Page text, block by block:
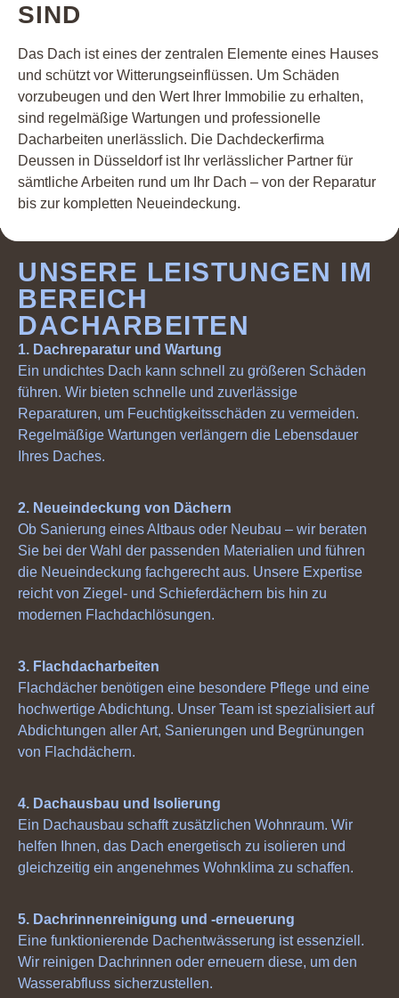
SIND
Das Dach ist eines der zentralen Elemente eines Hauses
und schützt vor Witterungseinflüssen. Um Schäden
vorzubeugen und den Wert Ihrer Immobilie zu erhalten,
sind regelmäßige Wartungen und professionelle
Dacharbeiten unerlässlich. Die Dachdeckerfirma
Deussen in Düsseldorf ist Ihr verlässlicher Partner für
sämtliche Arbeiten rund um Ihr Dach – von der Reparatur
bis zur kompletten Neueindeckung.
UNSERE LEISTUNGEN IM
BEREICH
DACHARBEITEN
1. Dachreparatur und Wartung
Ein undichtes Dach kann schnell zu größeren Schäden
führen. Wir bieten schnelle und zuverlässige
Reparaturen, um Feuchtigkeitsschäden zu vermeiden.
Regelmäßige Wartungen verlängern die Lebensdauer
Ihres Daches.
2. Neueindeckung von Dächern
Ob Sanierung eines Altbaus oder Neubau – wir beraten
Sie bei der Wahl der passenden Materialien und führen
die Neueindeckung fachgerecht aus. Unsere Expertise
reicht von Ziegel- und Schieferdächern bis hin zu
modernen Flachdachlösungen.
3. Flachdacharbeiten
Flachdächer benötigen eine besondere Pflege und eine
hochwertige Abdichtung. Unser Team ist spezialisiert auf
Abdichtungen aller Art, Sanierungen und Begrünungen
von Flachdächern.
4. Dachausbau und Isolierung
Ein Dachausbau schafft zusätzlichen Wohnraum. Wir
helfen Ihnen, das Dach energetisch zu isolieren und
gleichzeitig ein angenehmes Wohnklima zu schaffen.
5. Dachrinnenreinigung und -erneuerung
Eine funktionierende Dachentwässerung ist essenziell.
Wir reinigen Dachrinnen oder erneuern diese, um den
Wasserabfluss sicherzustellen.